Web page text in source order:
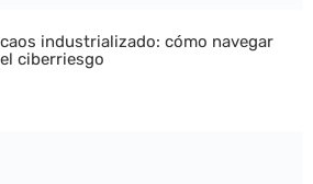
industrializado: cómo navegar
ciberriesgo